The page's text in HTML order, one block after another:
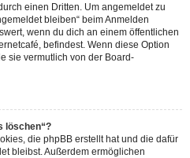
einen Dritten. Um angemeldet zu
bleiben“ beim Anmelden
wenn du dich an einem öffentlichen
befindest. Wenn diese Option
sie vermutlich von der Board-
löschen“?
die phpBB erstellt hat und die dafür
bleibst. Außerdem ermöglichen